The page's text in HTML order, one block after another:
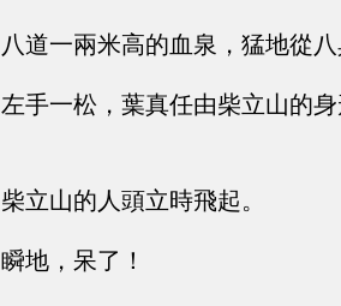
八道一兩米高的血泉，猛地從
左手一松，葉真任由柴立山的
柴立山的人頭立時飛起。
瞬地，呆了！